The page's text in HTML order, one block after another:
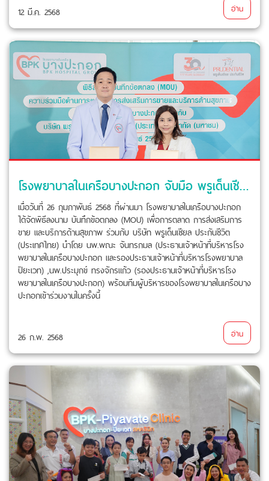
12 มี.ค. 2568 อ่าน
โรงพยาบาลในเครือบางปะกอก จับมือ พรูเด็นเชียล ประเทศไทย
เมื่อวันที่ 26 กุมภาพันธ์ 2568 ที่ผ่านมา โรงพยาบาลในเครือบางปะกอก
ได้จัดพิธีลงนาม บันทึกข้อตกลง (MOU) เพื่อการตลาด การส่งเสริมการ
ขาย และบริการด้านสุขภาพ ร่วมกับ บริษัท พรูเด็นเชียล ประกันชีวิต
(ประเทศไทย) นำโดย นพ.พณะ จันทรกมล (ประธานเจ้าหน้าที่บริหารโรง
พยาบาลในเครือบางปะกอก และรองประธานเจ้าหน้าที่บริหารโรงพยาบาล
ปิยะเวท) ,นพ.ประมุกข์ ทรงจักรแก้ว (รองประธานเจ้าหน้าที่บริหารโรง
พยาบาลในเครือบางปะกอก) พร้อมทีมผู้บริหารของโรงพยาบาลในเครือบาง
ปะกอกเข้าร่วมงานในครั้งนี้
26 ก.พ. 2568 อ่าน